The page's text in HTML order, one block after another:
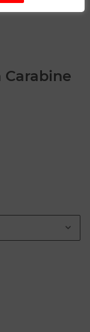
Carabine